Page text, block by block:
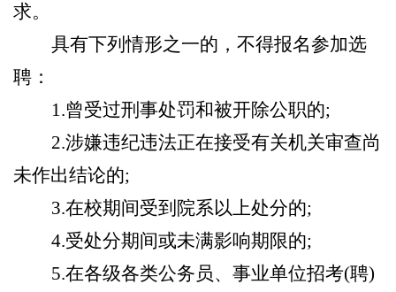
求。
具有下列情形之一的，不得报名参加选
聘：
1.曾受过刑事处罚和被开除公职的;
2.涉嫌违纪违法正在接受有关机关审查尚
未作出结论的;
3.在校期间受到院系以上处分的;
4.受处分期间或未满影响期限的;
5.在各级各类公务员、事业单位招考(聘)